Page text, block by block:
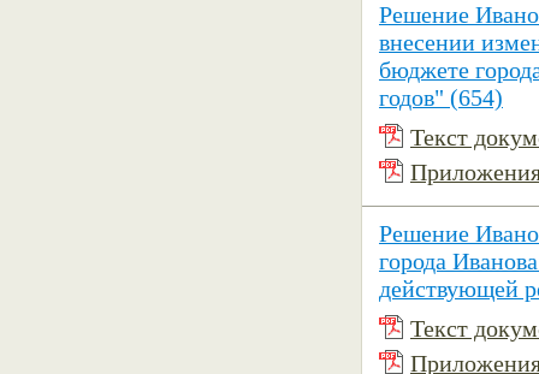
Решение
внесении
бюджете
годов" (654)
Текст
Решение
города
действующей
Текст